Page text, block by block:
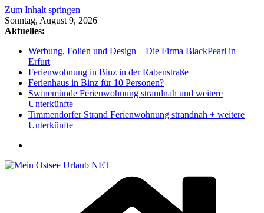
Zum Inhalt springen
Sonntag, August 9, 2026
Aktuelles:
Werbung, Folien und Design – Die Firma BlackPearl in
Erfurt
Ferienwohnung in Binz in der Rabenstraße
Ferienhaus in Binz für 10 Personen?
Swinemünde Ferienwohnung strandnah und weitere
Unterkünfte
Timmendorfer Strand Ferienwohnung strandnah + weitere
Unterkünfte